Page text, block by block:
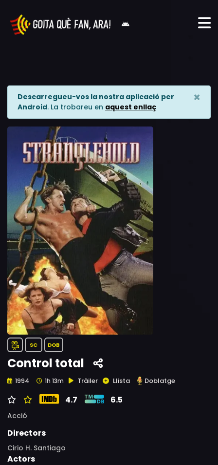
Descarregueu-vos la nostra aplicació per
Android. La trobareu en aquest enllaç
×
SC DOB
Control total
1994 1h 13m Tràiler Llista Doblatge
4.7 6.5
Acció
Directors
Cirio H. Santiago
Actors